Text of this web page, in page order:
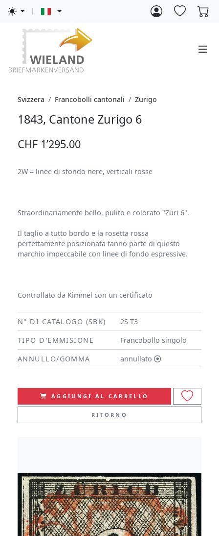
Svizzera Francobolli cantonali Zurigo
1843, Cantone Zurigo 6
CHF 1’295.00
2W = linee di sfondo nere, verticali rosse
Straordinariamente bello, pulito e colorato "Züri 6".
Il taglio a tutto bordo e la rosetta rossa
perfettamente posizionata fanno parte di questo
marchio impeccabile con linee di fondo espressive.
Controllato da Kimmel con un certificato
N° DI CATALOGO (SBK)
2S-T3
TIPO D′EMMISIONE
Francobollo singolo
ANNULLO/GOMMA
annullato
AGGIUNGI AL CARRELLO
RITORNO